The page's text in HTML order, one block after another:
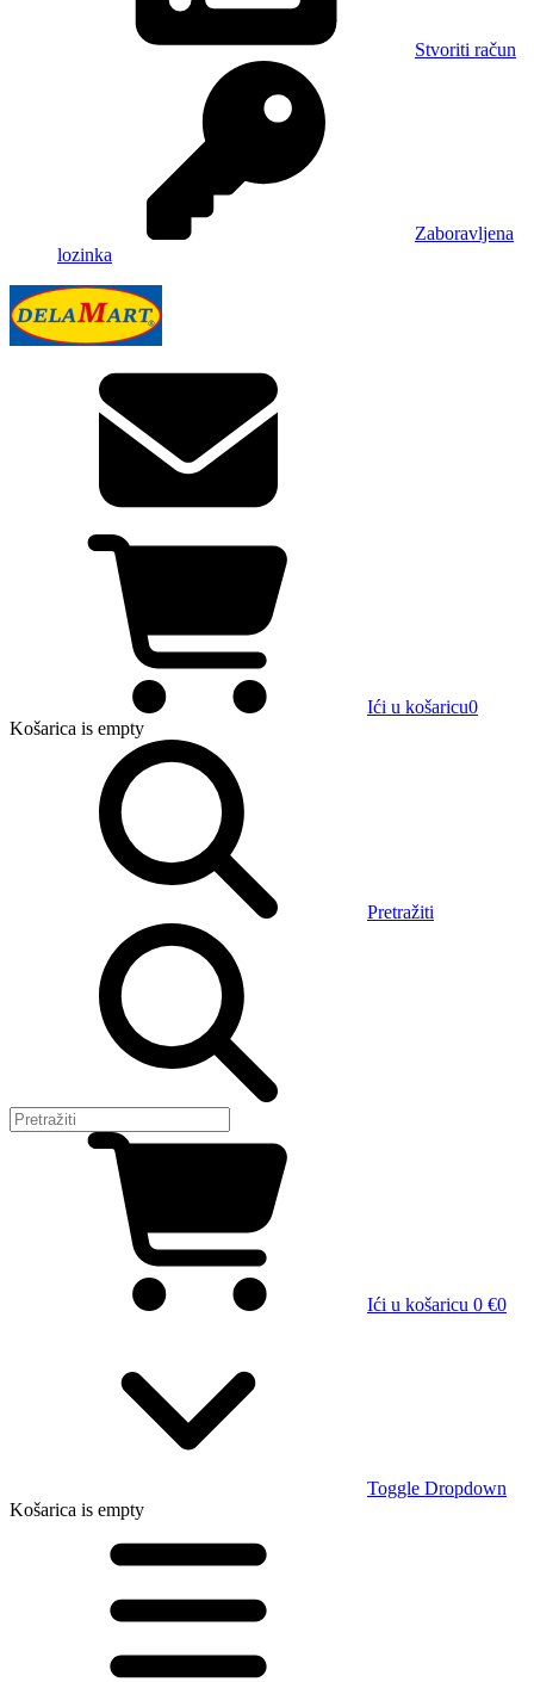
Stvoriti račun
Zaboravljena
lozinka
Ići u košaricu0
Košarica is empty
Pretražiti
Ići u košaricu 0 €0
Toggle Dropdown
Košarica is empty